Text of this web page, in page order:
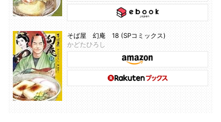
そば屋 幻庵 18 (SPコミックス)
かどたひろし